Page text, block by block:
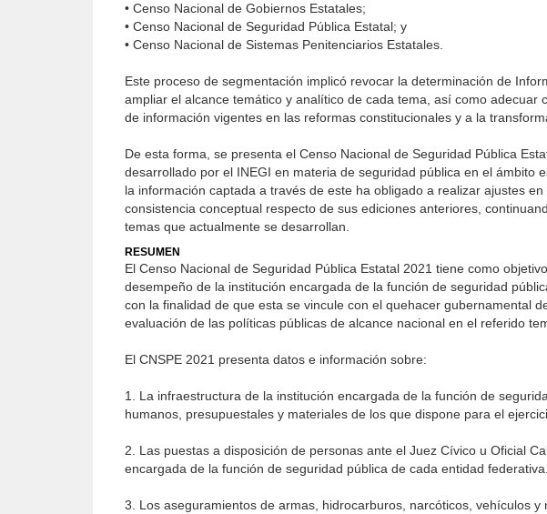
• Censo Nacional de Gobiernos Estatales;
• Censo Nacional de Seguridad Pública Estatal; y
• Censo Nacional de Sistemas Penitenciarios Estatales.
Este proceso de segmentación implicó revocar la determinación de
ampliar el alcance temático y analítico de cada tema, así como
de información vigentes en las reformas constitucionales y a la
De esta forma, se presenta el Censo Nacional de Seguridad Pública
desarrollado por el INEGI en materia de seguridad pública en el ámbito
la información captada a través de este ha obligado a realizar ajustes
consistencia conceptual respecto de sus ediciones anteriores,
temas que actualmente se desarrollan.
RESUMEN
El Censo Nacional de Seguridad Pública Estatal 2021 tiene como
desempeño de la institución encargada de la función de seguridad
con la finalidad de que esta se vincule con el quehacer gubernamental
evaluación de las políticas públicas de alcance nacional en el referido
El CNSPE 2021 presenta datos e información sobre:
1. La infraestructura de la institución encargada de la función de
humanos, presupuestales y materiales de los que dispone para el
2. Las puestas a disposición de personas ante el Juez Cívico u Oficial
encargada de la función de seguridad pública de cada entidad federativa.
3. Los aseguramientos de armas, hidrocarburos, narcóticos, vehículos